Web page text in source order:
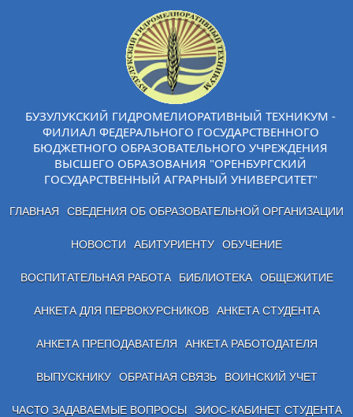
БУЗУЛУКСКИЙ ГИДРОМЕЛИОРАТИВНЫЙ ТЕХНИКУМ -
ФИЛИАЛ ФЕДЕРАЛЬНОГО ГОСУДАРСТВЕННОГО
БЮДЖЕТНОГО ОБРАЗОВАТЕЛЬНОГО УЧРЕЖДЕНИЯ
ВЫСШЕГО ОБРАЗОВАНИЯ "ОРЕНБУРГСКИЙ
ГОСУДАРСТВЕННЫЙ АГРАРНЫЙ УНИВЕРСИТЕТ"
ГЛАВНАЯ СВЕДЕНИЯ ОБ ОБРАЗОВАТЕЛЬНОЙ ОРГАНИЗАЦИИ
НОВОСТИ АБИТУРИЕНТУ ОБУЧЕНИЕ
ВОСПИТАТЕЛЬНАЯ РАБОТА БИБЛИОТЕКА ОБЩЕЖИТИЕ
АНКЕТА ДЛЯ ПЕРВОКУРСНИКОВ АНКЕТА СТУДЕНТА
АНКЕТА ПРЕПОДАВАТЕЛЯ АНКЕТА РАБОТОДАТЕЛЯ
ВЫПУСКНИКУ ОБРАТНАЯ СВЯЗЬ ВОИНСКИЙ УЧЕТ
ЧАСТО ЗАДАВАЕМЫЕ ВОПРОСЫ ЭИОС-КАБИНЕТ СТУДЕНТА